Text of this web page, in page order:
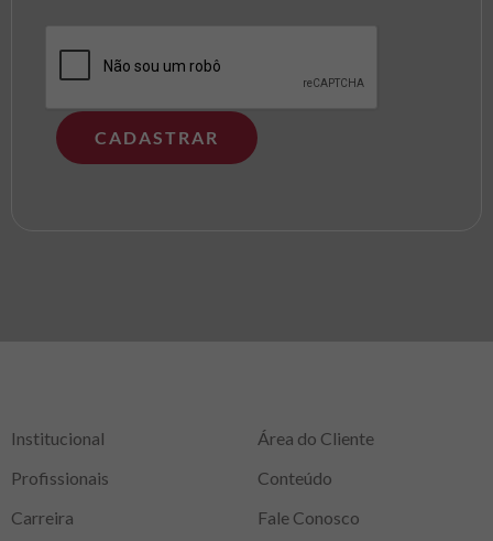
Institucional
Profissionais
Carreira
Área do Cliente
Conteúdo
Fale Conosco